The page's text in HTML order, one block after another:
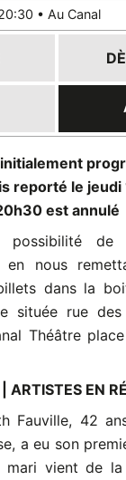
•Au Canal
reporté le jeudi
est annulé
de
en nous
dans la
située rue
Théâtre
ARTISTES EN
Fauville, 42
a eu son
mari vient de